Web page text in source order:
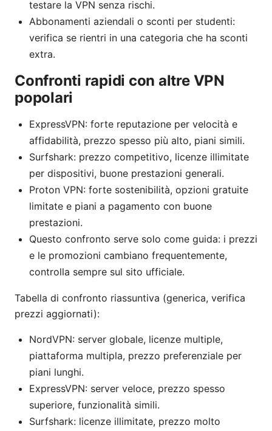
testare la VPN senza rischi.
Abbonamenti aziendali o sconti per studenti:
verifica se rientri in una categoria che ha sconti
extra.
Confronti rapidi con altre VPN
popolari
ExpressVPN: forte reputazione per velocità e
affidabilità, prezzo spesso più alto, piani simili.
Surfshark: prezzo competitivo, licenze illimitate
per dispositivi, buone prestazioni generali.
Proton VPN: forte sostenibilità, opzioni gratuite
limitate e piani a pagamento con buone
prestazioni.
Questo confronto serve solo come guida: i prezzi
e le promozioni cambiano frequentemente,
controlla sempre sul sito ufficiale.
Tabella di confronto riassuntiva (generica, verifica
prezzi aggiornati):
NordVPN: server globale, licenze multiple,
piattaforma multipla, prezzo preferenziale per
piani lunghi.
ExpressVPN: server veloce, prezzo spesso
superiore, funzionalità simili.
Surfshark: licenze illimitate, prezzo molto